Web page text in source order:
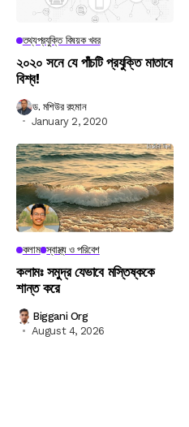
তথ্যপ্রযুক্তি বিষয়ক খবর
২০২০ সনে যে পাঁচটি প্রযুক্তি মাতাবে
বিশ্ব!
ড. মশিউর রহমান
January 2, 2020
কলাম স্বাস্থ্য ও পরিবেশ
কলামঃ সমুদ্র যেভাবে মস্তিষ্ককে
শান্ত করে
Biggani Org
August 4, 2026